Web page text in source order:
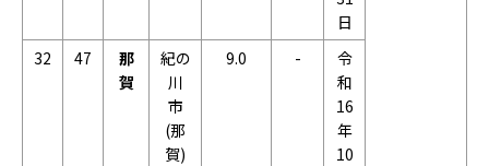
日
32
47
那
賀
紀の
川
市
(那
賀)
9.0 -
令
和
16
年
10